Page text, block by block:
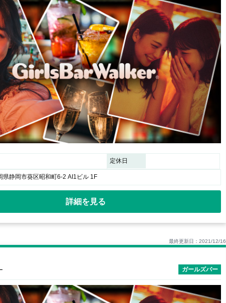
定休日
県静岡市葵区昭和町6-2 AI1ビル 1F
詳細を見る
最終更新日：2021/12/16
ガールズバー